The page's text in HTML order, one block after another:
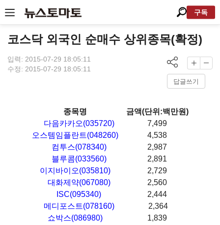
구독
코스닥 외국인 순매수 상위종목(확정)
입력: 2015-07-29 18:05:11
수정: 2015-07-29 18:05:11
답글쓰기
종목명
금액(단위:백만원)
다음카카오(035720)
7,499
오스템임플란트(048260)
4,538
컴투스(078340)
2,987
블루콤(033560)
2,891
이지바이오(035810)
2,729
대화제약(067080)
2,560
ISC(095340)
2,444
메디포스트(078160)
2,364
쇼박스(086980)
1,839